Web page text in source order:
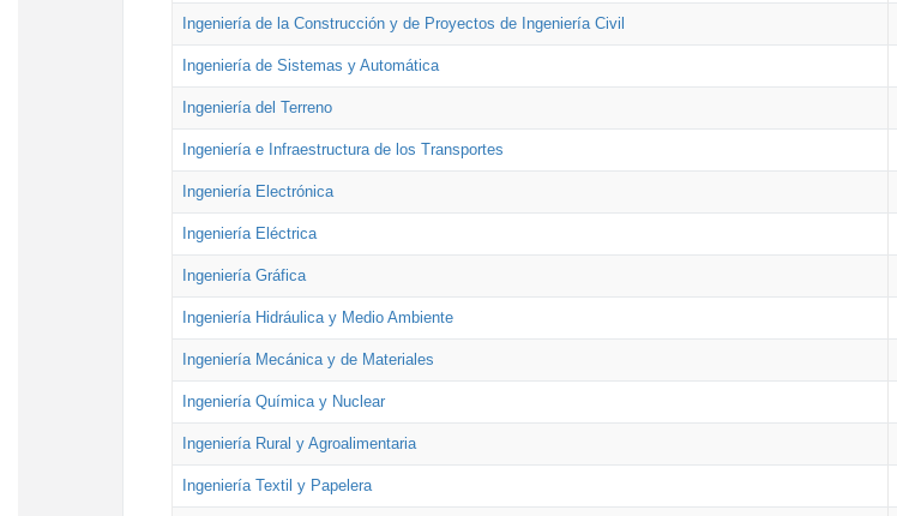
Ingeniería de la Construcción y de Proyectos de Ingeniería Civil
Ingeniería de Sistemas y Automática
Ingeniería del Terreno
Ingeniería e Infraestructura de los Transportes
Ingeniería Electrónica
Ingeniería Eléctrica
Ingeniería Gráfica
Ingeniería Hidráulica y Medio Ambiente
Ingeniería Mecánica y de Materiales
Ingeniería Química y Nuclear
Ingeniería Rural y Agroalimentaria
Ingeniería Textil y Papelera